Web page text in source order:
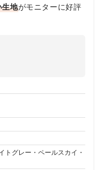
生地がモニターに好評
トグレー・ペールスカイ・